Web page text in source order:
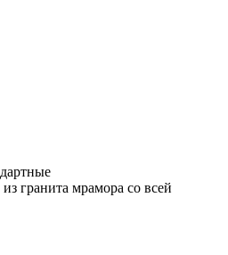
гранита мрамора со всей